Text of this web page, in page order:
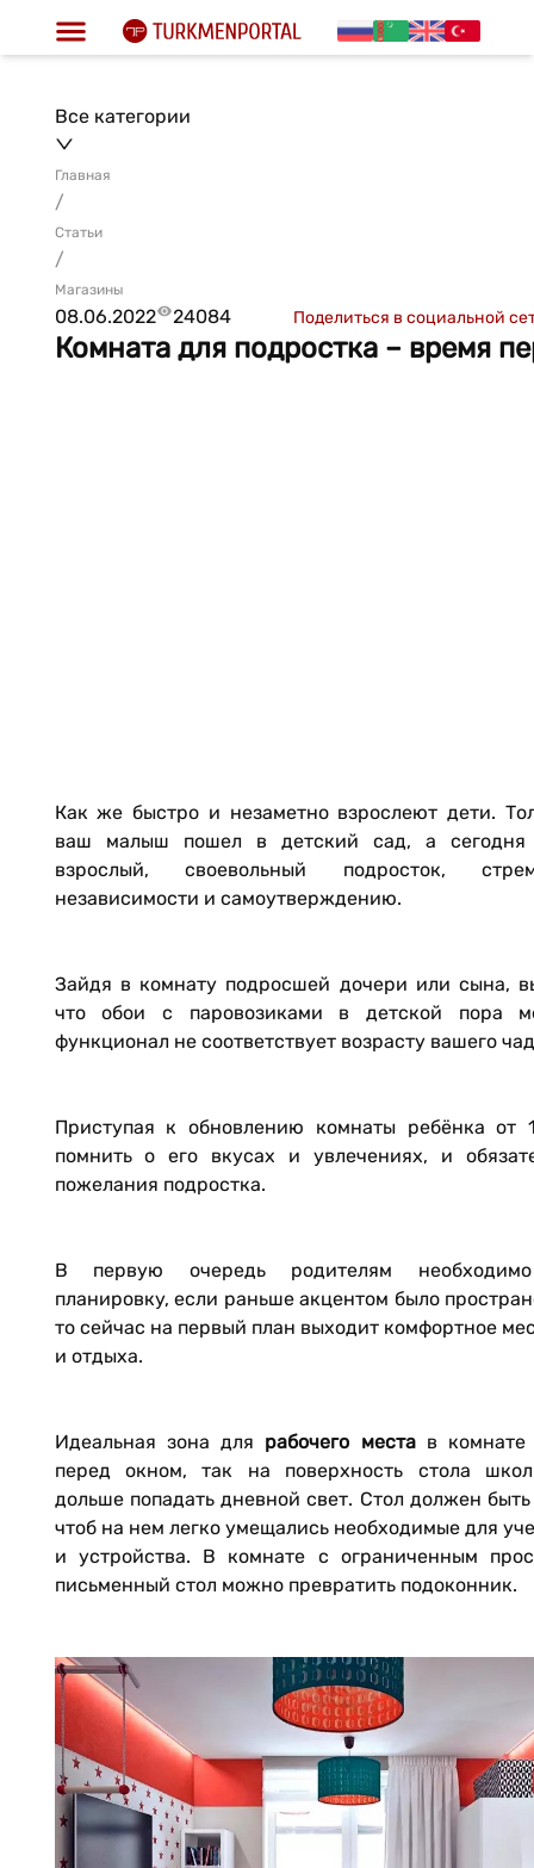
Все категории
Главная
/
Статьи
/
Магазины
08.06.2022 24084 Поделиться в социальной
Комната для подростка – время
Как же быстро и незаметно взрослеют дети.
ваш малыш пошел в детский сад, а сегодня
взрослый, своевольный подросток,
независимости и самоутверждению.
Зайдя в комнату подросшей дочери или сына,
что обои с паровозиками в детской пора
функционал не соответствует возрасту вашего
Приступая к обновлению комнаты ребёнка от
помнить о его вкусах и увлечениях, и
пожелания подростка.
В первую очередь родителям
планировку, если раньше акцентом было
то сейчас на первый план выходит комфортное
и отдыха.
Идеальная зона для рабочего местав комнате
перед окном, так на поверхность стола
дольше попадать дневной свет. Стол должен
чтоб на нем легко умещались необходимые для
и устройства. В комнате с ограниченным
письменный стол можно превратить подоконник.